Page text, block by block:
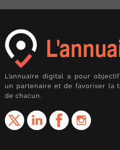
L’annuaire digital a pour
un partenaire et de favoriser la
de chacun.